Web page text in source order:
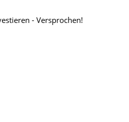
- Versprochen!